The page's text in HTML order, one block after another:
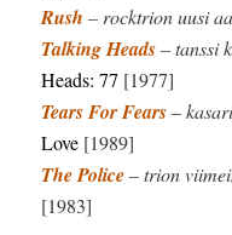
Rush – rocktrion uusi
Talking Heads– tanssi
Heads: 77 [1977]
Tears For Fears–
Love [1989]
The Police– trion
[1983]